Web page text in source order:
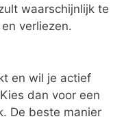
waarschijnlijk te
verliezen.
en wil je actief
dan voor een
De beste manier